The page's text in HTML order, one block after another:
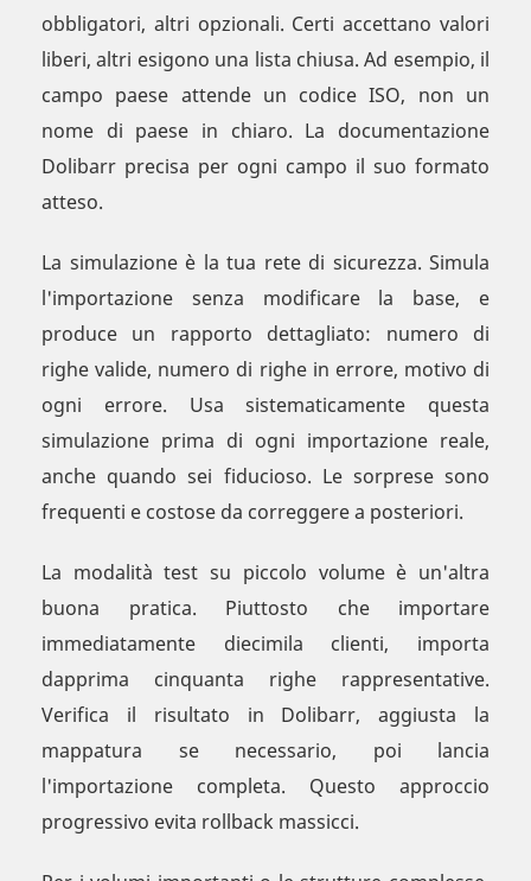
obbligatori, altri opzionali. Certi accettano valori
liberi, altri esigono una lista chiusa. Ad esempio, il
campo paese attende un codice ISO, non un
nome di paese in chiaro. La documentazione
Dolibarr precisa per ogni campo il suo formato
atteso.
La simulazione è la tua rete di sicurezza. Simula
l'importazione senza modificare la base, e
produce un rapporto dettagliato: numero di
righe valide, numero di righe in errore, motivo di
ogni errore. Usa sistematicamente questa
simulazione prima di ogni importazione reale,
anche quando sei fiducioso. Le sorprese sono
frequenti e costose da correggere a posteriori.
La modalità test su piccolo volume è un'altra
buona pratica. Piuttosto che importare
immediatamente diecimila clienti, importa
dapprima cinquanta righe rappresentative.
Verifica il risultato in Dolibarr, aggiusta la
mappatura se necessario, poi lancia
l'importazione completa. Questo approccio
progressivo evita rollback massicci.